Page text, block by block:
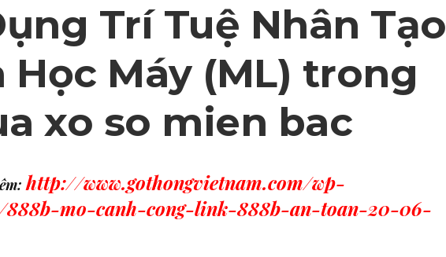
Trí Tuệ Nhân Tạo
Học Máy (ML) trong
xo so mien bac
http://www.gothongvietnam.com/wp-
888b-mo-canh-cong-link-888b-an-toan-20-06-